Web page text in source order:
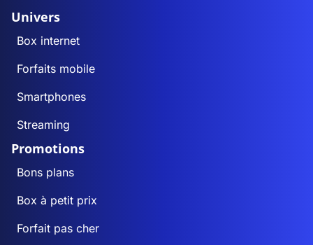
Univers
Box internet
Forfaits mobile
Smartphones
Streaming
Promotions
Bons plans
Box à petit prix
Forfait pas cher